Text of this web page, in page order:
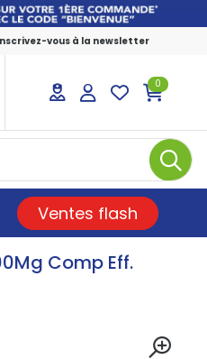
vous à la newsletter
Votre pharmacie en
0
Ventes flash
Comp Eff.